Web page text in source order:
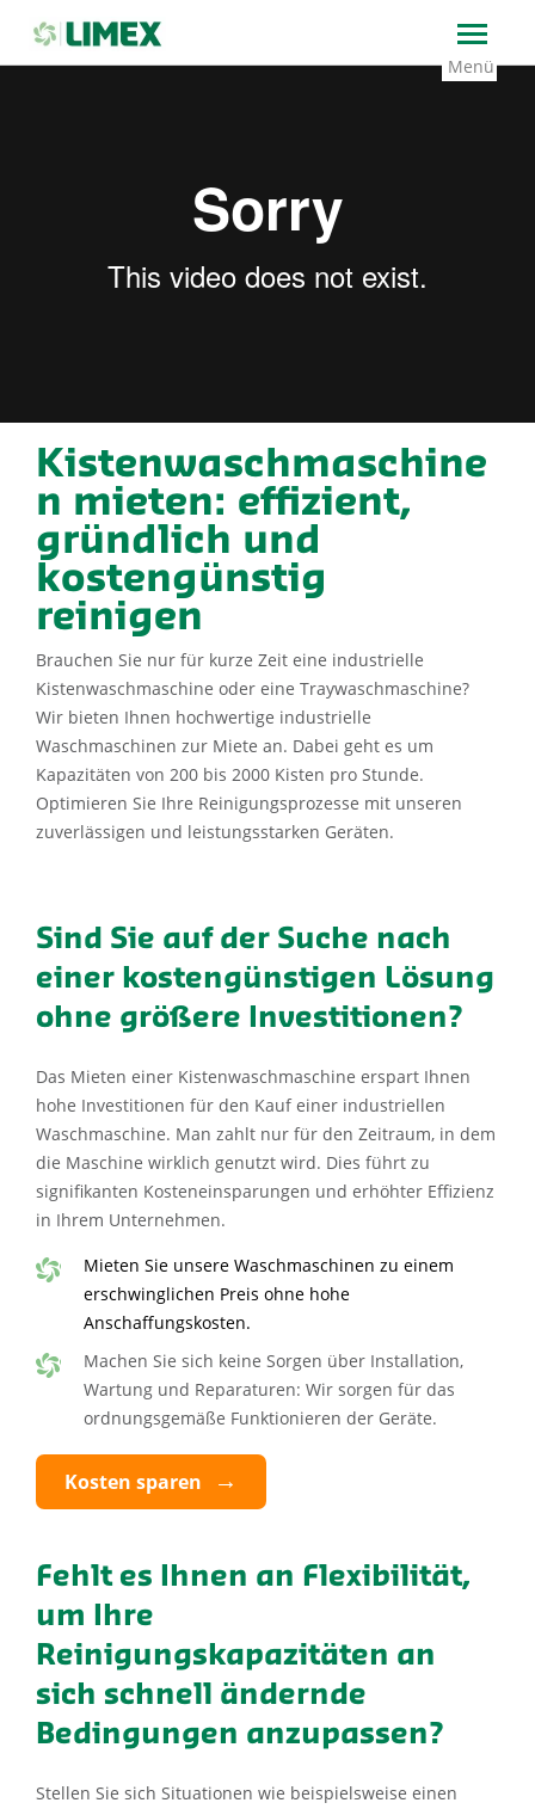
Kistenwaschmaschine
n mieten: effizient,
gründlich und
kostengünstig
reinigen
Brauchen Sie nur für kurze Zeit eine industrielle
Kistenwaschmaschine oder eine Traywaschmaschine?
Wir bieten Ihnen hochwertige industrielle
Waschmaschinen zur Miete an. Dabei geht es um
Kapazitäten von 200 bis 2000 Kisten pro Stunde.
Optimieren Sie Ihre Reinigungsprozesse mit unseren
zuverlässigen und leistungsstarken Geräten.
Sind Sie auf der Suche nach
einer kostengünstigen Lösung
ohne größere Investitionen?
Das Mieten einer Kistenwaschmaschine erspart Ihnen
hohe Investitionen für den Kauf einer industriellen
Waschmaschine. Man zahlt nur für den Zeitraum, in dem
die Maschine wirklich genutzt wird. Dies führt zu
signifikanten Kosteneinsparungen und erhöhter Effizienz
in Ihrem Unternehmen.
Mieten Sie unsere Waschmaschinen zu einem
erschwinglichen Preis ohne hohe
Anschaffungskosten.
Machen Sie sich keine Sorgen über Installation,
Wartung und Reparaturen: Wir sorgen für das
ordnungsgemäße Funktionieren der Geräte.
Kosten sparen
Fehlt es Ihnen an Flexibilität,
um Ihre
Reinigungskapazitäten an
sich schnell ändernde
Bedingungen anzupassen?
Stellen Sie sich Situationen wie beispielsweise einen